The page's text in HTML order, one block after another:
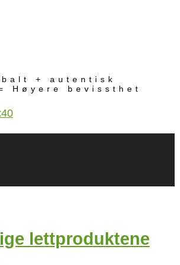
+ autentisk
Høyere bevissthet
lettproduktene